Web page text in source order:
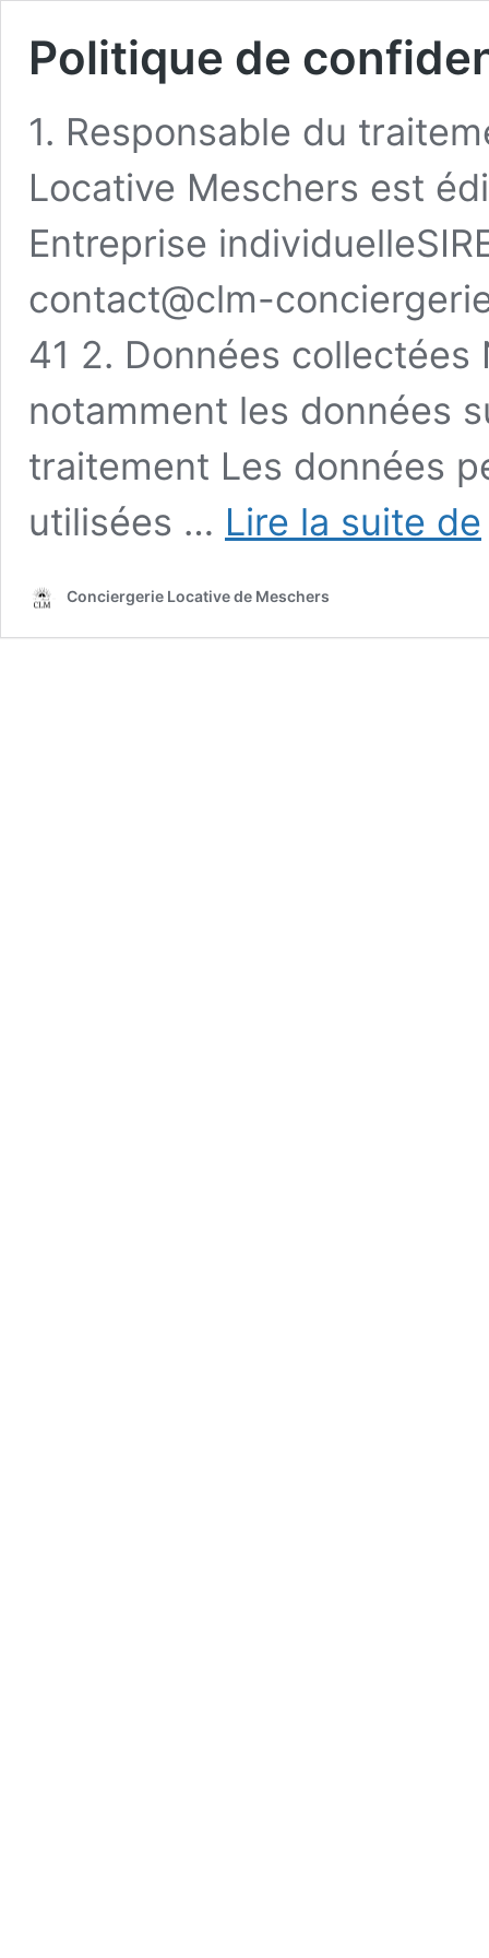
Politique de
1. Responsable du
Locative Meschers est
Entreprise
contact@clm-
41 2. Données
notamment les données
traitement Les données
utilisées … Lire la suite de
Conciergerie Locative de Meschers